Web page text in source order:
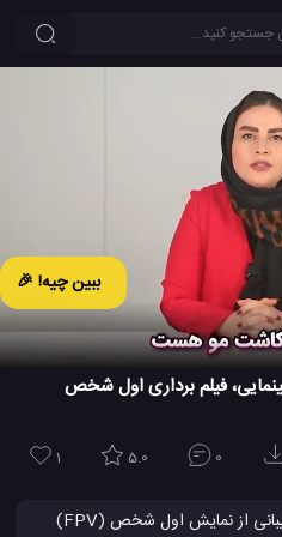
ببین چیه! 🎉
فیلم برداری اول شخص
1 5.0 0
هواپیماهای بدون سرنشین با پشتیبانی از نمایش اول شخص (FPV)